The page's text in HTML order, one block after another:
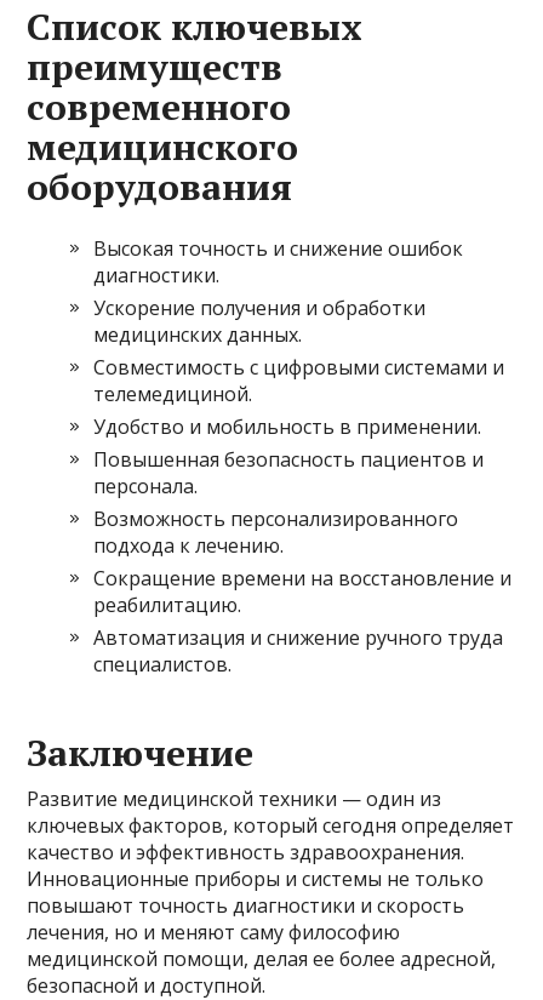
Список ключевых
преимуществ
современного
медицинского
оборудования
Высокая точность и снижение ошибок
диагностики.
Ускорение получения и обработки
медицинских данных.
Совместимость с цифровыми системами и
телемедициной.
Удобство и мобильность в применении.
Повышенная безопасность пациентов и
персонала.
Возможность персонализированного
подхода к лечению.
Сокращение времени на восстановление и
реабилитацию.
Автоматизация и снижение ручного труда
специалистов.
Заключение
Развитие медицинской техники — один из
ключевых факторов, который сегодня определяет
качество и эффективность здравоохранения.
Инновационные приборы и системы не только
повышают точность диагностики и скорость
лечения, но и меняют саму философию
медицинской помощи, делая ее более адресной,
безопасной и доступной.